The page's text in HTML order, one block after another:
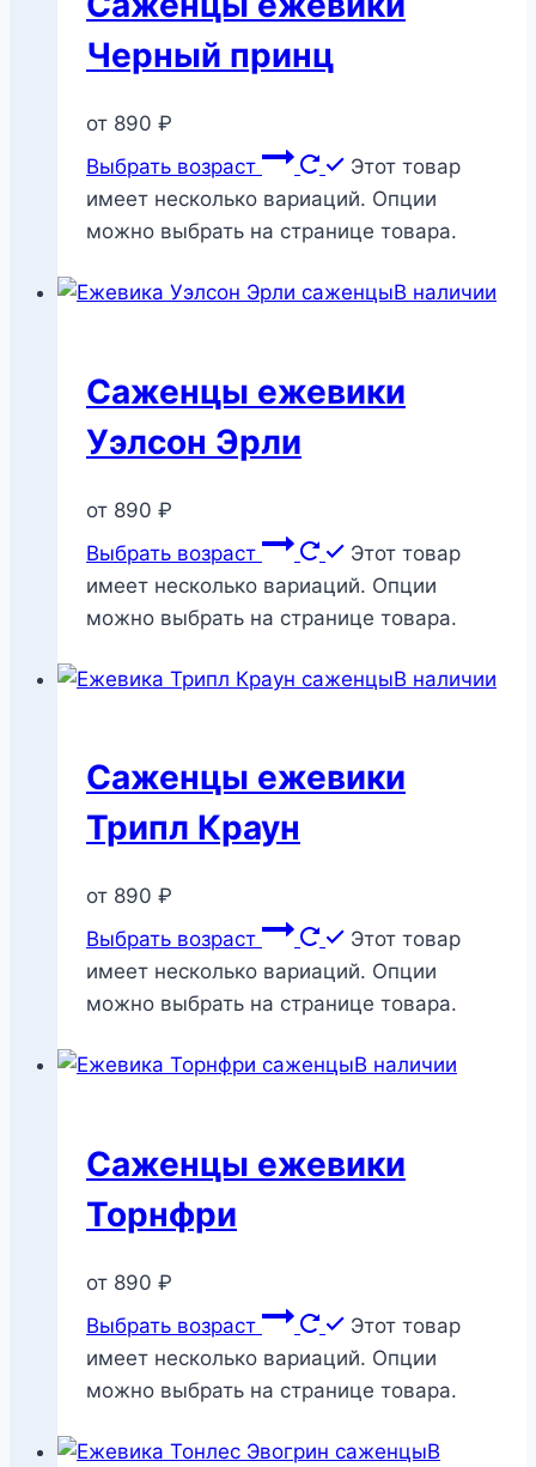
Черный принц
от 890 ₽
Выбрать возраст
Этот товар
имеет несколько вариаций. Опции
можно выбрать на странице товара.
В наличии
Саженцы ежевики
Уэлсон Эрли
от 890 ₽
Выбрать возраст
Этот товар
имеет несколько вариаций. Опции
можно выбрать на странице товара.
В наличии
Саженцы ежевики
Трипл Краун
от 890 ₽
Выбрать возраст
Этот товар
имеет несколько вариаций. Опции
можно выбрать на странице товара.
В наличии
Саженцы ежевики
Торнфри
от 890 ₽
Выбрать возраст
Этот товар
имеет несколько вариаций. Опции
можно выбрать на странице товара.
В